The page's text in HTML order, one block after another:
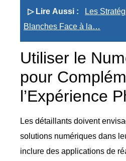
▷ Lire Aussi :
Les
Blanches Face à la…
Utiliser le
pour
l’Expérience
Les détaillants doivent
solutions numériques dans
inclure des applications de